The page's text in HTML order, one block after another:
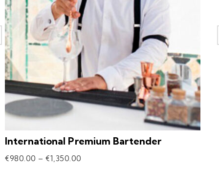
International Premium Bartender
€980.00 – €1,350.00